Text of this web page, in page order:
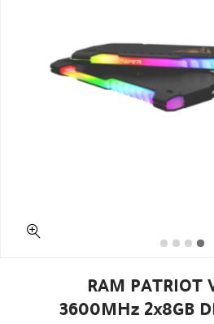
RAM PATRIOT
3600MHz 2x8GB